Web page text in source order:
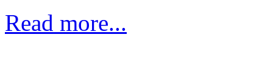
Read more...